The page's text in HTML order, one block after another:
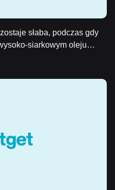
słaba, podczas gdy
siarkowym oleju
dyskonta.